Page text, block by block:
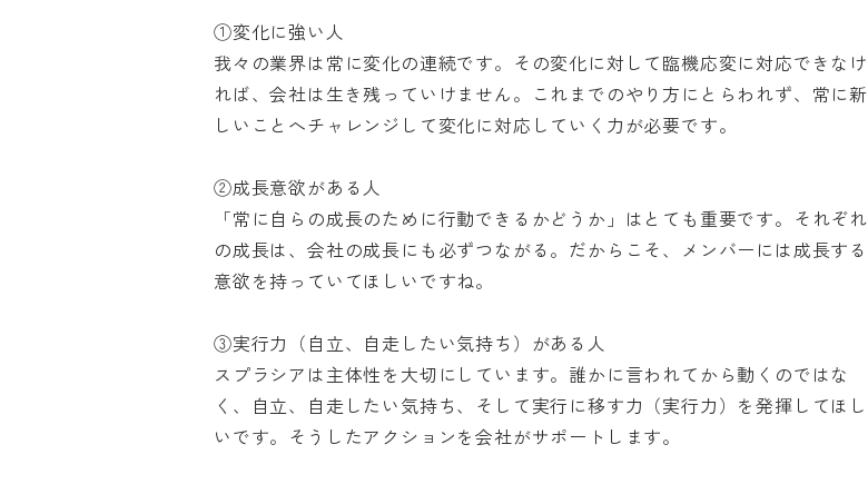
①変化に強い人
我々の業界は常に変化の連続です。その変化に対して臨機応変に対応できなけ
れば、会社は生き残っていけません。これまでのやり方にとらわれず、常に新
しいことへチャレンジして変化に対応していく力が必要です。
②成長意欲がある人
「常に自らの成長のために行動できるかどうか」はとても重要です。それぞれ
の成長は、会社の成長にも必ずつながる。だからこそ、メンバーには成長する
意欲を持っていてほしいですね。
③実行力（自立、自走したい気持ち）がある人
スプラシアは主体性を大切にしています。誰かに言われてから動くのではな
く、自立、自走したい気持ち、そして実行に移す力（実行力）を発揮してほし
いです。そうしたアクションを会社がサポートします。